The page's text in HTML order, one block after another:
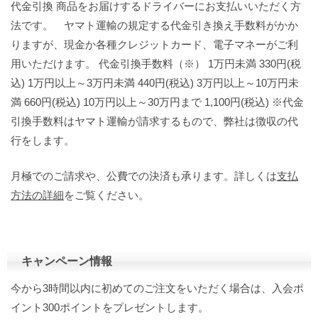
代金引換 商品をお届けするドライバーにお支払いいただく方
法です。 ヤマト運輸の規定する代金引き換え手数料がかか
りますが、現金か各種クレジットカード、電子マネーがご利
用いただけます。 代金引換手数料（※） 1万円未満 330円(税
込) 1万円以上～3万円未満 440円(税込) 3万円以上～10万円未
満 660円(税込) 10万円以上～30万円まで 1,100円(税込) ※代金
引換手数料はヤマト運輸が請求するもので、弊社は徴収の代
行をします。
月極でのご請求や、公費での決済も承ります。詳しくは支払
方法の詳細をご覧ください。
キャンペーン情報
今から3時間以内に初めてのご注文をいただく場合は、入会ポ
イント300ポイントをプレゼントします。